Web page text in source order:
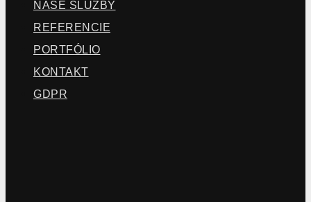
NAŠE SLUŽBY
REFERENCIE
PORTFÓLIO
KONTAKT
GDPR